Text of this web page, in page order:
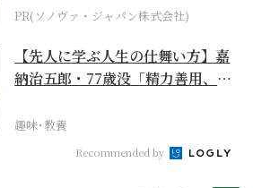
PR(ソノヴァ・ジャパン株式会社)
【先人に学ぶ人生の仕舞い方】嘉
納治五郎・77歳没「精力善用、自
趣味･教養
Recommended by